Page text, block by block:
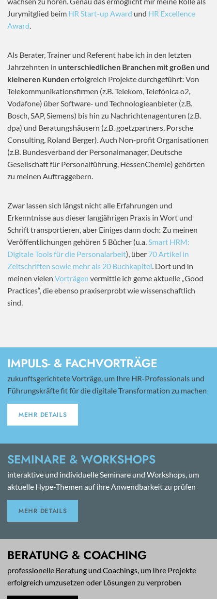
Jurymitglied beim HR Start-up Award und HR Excellence
Award.
Als Berater, Trainer und Referent habe ich in den letzten
Jahrzehnten in unterschiedlichen Branchen mit großen und
kleineren Kundenerfolgreich Projekte durchgeführt: Von
Telekommunikationsfirmen (z.B. Telekom, Telefónica o2,
Vodafone) über Software- und Technologieanbieter (z.B.
Bosch, SAP, Siemens) bis hin zu Nachrichtenagenturen (z.B.
dpa) und Beratungshäusern (z.B. goetzpartners, Porsche
Consulting, Roland Berger). Auch Non-profit Organisationen
(z.B. Bundesverband der Personalmanager, Deutsche
Gesellschaft für Personalführung, HessenChemie) gehörten
zu meinen Auftraggebern.
Zwar lassen sich längst nicht alle Erfahrungen und
Erkenntnisse aus dieser langjährigen Praxis in Wort und
Schrift transportieren, aber Einiges dann doch: Zu meinen
Veröffentlichungen gehören 5 Bücher (u.a.Smart HRM:
Digitale Tools für die Personalarbeit), über 70 Artikel in
Zeitschriften sowie mehr als 20 Buchkapitel. Dort und in
meinen vielen Vorträgen vermittle ich gerne aktuelle „Good
Practices“, die ebenso praxiserprobt wie wissenschaftlich
sind.
IMPULS- & FACHVORTRÄGE
zukunftsgerichtete Vorträge, um Ihre HR-Professionals und
Führungskräfte fit für die digitale Transformation zu machen
MEHR DETAILS
SEMINARE & WORKSHOPS
interaktive und individuelle Seminare und Workshops, um
aktuelle Hype-Themen auf ihre Anwendbarkeit zu prüfen
MEHR DETAILS
BERATUNG & COACHING
professionelle Beratung und Coachings, um Ihre Projekte
erfolgreich umzusetzen oder Lösungen zu verproben